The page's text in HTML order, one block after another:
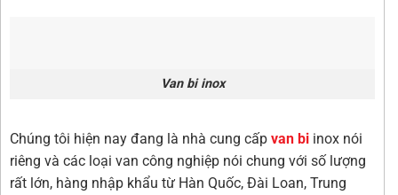
Van bi inox
Chúng tôi hiện nay đang là nhà cung cấp van bi inox nói
riêng và các loại van công nghiệp nói chung với số lượng
rất lớn, hàng nhập khẩu từ Hàn Quốc, Đài Loan, Trung